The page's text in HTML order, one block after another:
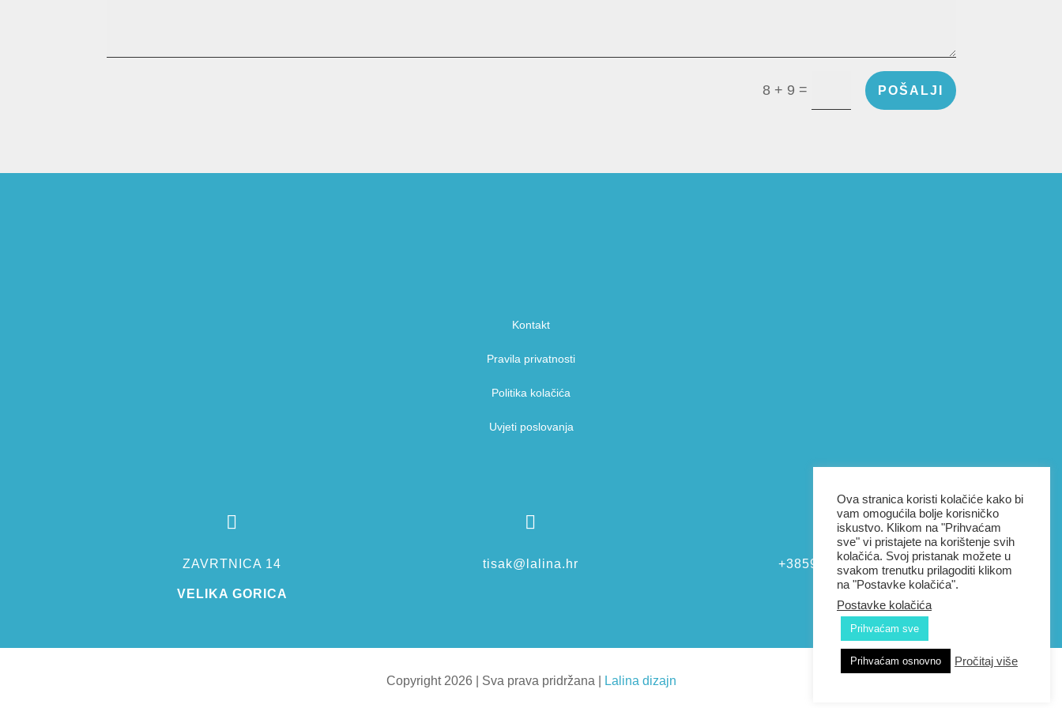
8 + 9 = POŠALJI
Kontakt
Pravila privatnosti
Politika kolačića
Uvjeti poslovanja

ZAVRTNICA 14
VELIKA GORICA

tisak@lalina.hr +385976038801
Copyright 2026 | Sva prava pridržana | Lalina dizajn
Ova stranica koristi kolačiće kako bi
vam omogućila bolje korisničko
iskustvo. Klikom na "Prihvaćam
sve" vi pristajete na korištenje svih
kolačića. Svoj pristanak možete u
svakom trenutku prilagoditi klikom
na "Postavke kolačića".
Postavke kolačića
Prihvaćam sve
Prihvaćam osnovno Pročitaj više